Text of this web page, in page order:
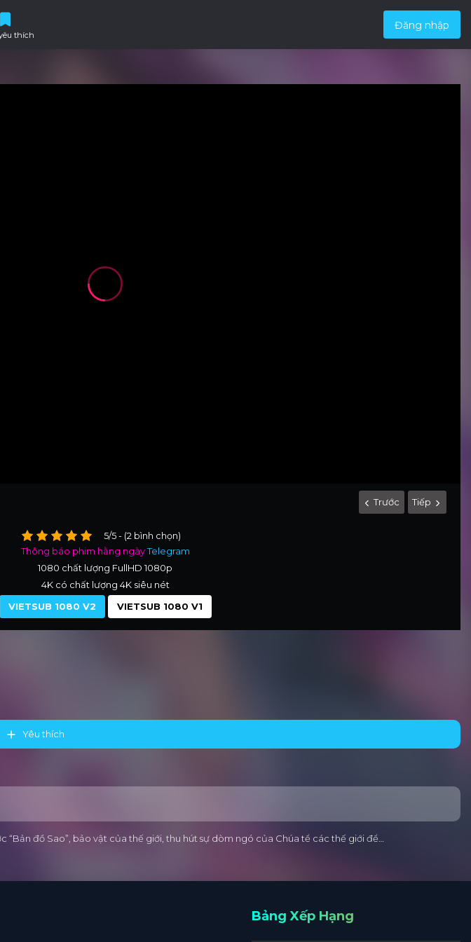
thích
Đăng nhập
Trước Tiếp
5/5 - (2 bình chọn)
Thông báo phim hằng ngàyTelegram
1080 chất lượng FullHD 1080p
4K có chất lượng 4K siêu nét
VIETSUB 1080 V2
VIETSUB 1080 V1
Yêu thích
đồ Sao”, bảo vật của thế giới, thu hút sự dòm ngó của Chúa tể các thế giới để…
Bảng Xếp Hạng